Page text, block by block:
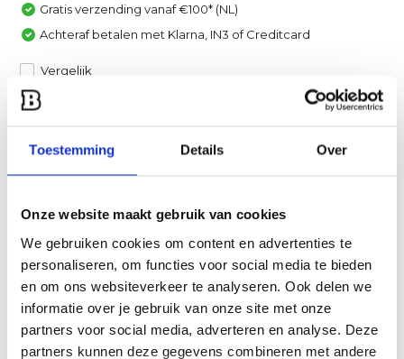
Toestemming Details Over
Onze website maakt gebruik van cookies
We gebruiken cookies om content en advertenties te
personaliseren, om functies voor social media te bieden
en om ons websiteverkeer te analyseren. Ook delen we
informatie over je gebruik van onze site met onze
partners voor social media, adverteren en analyse. Deze
partners kunnen deze gegevens combineren met andere
Gratis verzending vanaf €100* (NL)
Achteraf betalen met Klarna, IN3 of Creditcard
Vergelijk
Een van onze specialisten helpt je graag verder!
Stuur ons een mail
Productomschrijving
Specificaties
Reviews